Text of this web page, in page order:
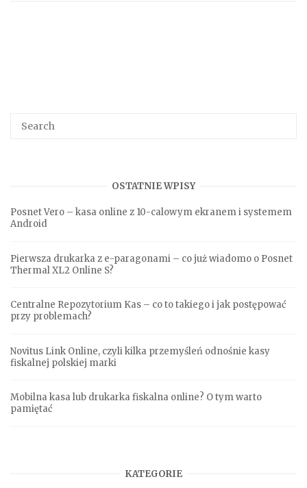
Search
OSTATNIE WPISY
Posnet Vero – kasa online z 10-calowym ekranem i systemem
Android
Pierwsza drukarka z e-paragonami – co już wiadomo o Posnet
Thermal XL2 Online S?
Centralne Repozytorium Kas – co to takiego i jak postępować
przy problemach?
Novitus Link Online, czyli kilka przemyśleń odnośnie kasy
fiskalnej polskiej marki
Mobilna kasa lub drukarka fiskalna online? O tym warto
pamiętać
KATEGORIE